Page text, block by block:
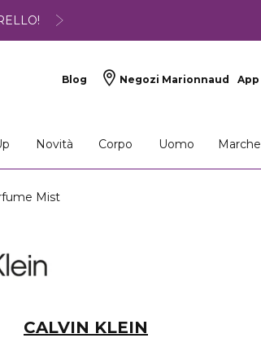
Blog Negozi Marionnaud App
Novità Corpo Uomo Marche
Mist
CALVIN KLEIN